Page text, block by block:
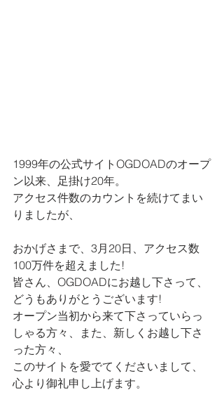
1999年の公式サイトOGDOADのオープ
ン以来、足掛け20年。
アクセス件数のカウントを続けてまい
りましたが、
おかげさまで、3月20日、アクセス数
100万件を超えました!
皆さん、OGDOADにお越し下さって、
どうもありがとうございます!
オープン当初から来て下さっていらっ
しゃる方々、また、新しくお越し下さ
った方々、
このサイトを愛でてくださいまして、
心より御礼申し上げます。